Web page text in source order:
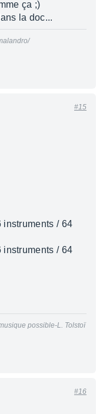
ça ;)
la doc...
#15
instruments / 64
instruments / 64
possible-L. Tolstoï
#16